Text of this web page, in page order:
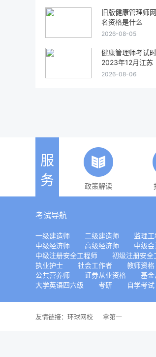
旧版健康管理师
名资格是什么
2026-08-05
健康管理师考试
2023年12月江苏
2026-08-06
服
务
政策解读
考试导航
一级建造师 二级建造师 监理
中级经济师
高级经济师 中级
中级注册安全工程师
初级注册安全
执业护士
社会工作者 教师资格
公共营养师
证券从业资格 基
大学英语四六级
考研 自学考试
友情链接： 环球网校 拿第一